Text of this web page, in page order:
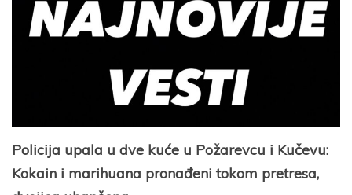
Policija upala u dve kuće u Požarevcu i Kučevu:
Kokain i marihuana pronađeni tokom pretresa,